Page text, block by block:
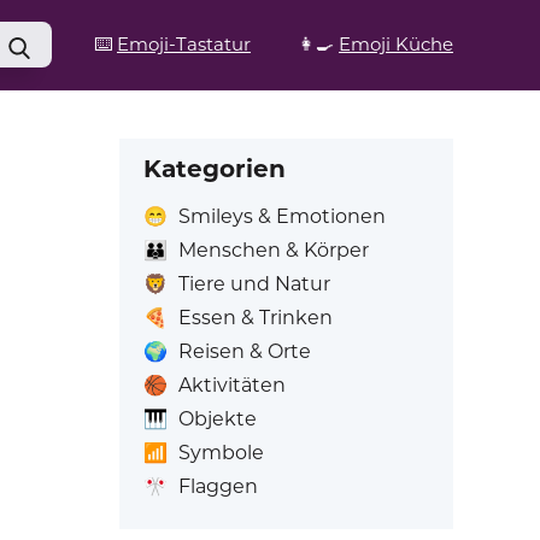
⌨️ Emoji-Tastatur 👩‍🍳 Emoji Küche
Kategorien
😁 Smileys & Emotionen
👪
Menschen & Körper
🦁 Tiere und Natur
🍕
Essen & Trinken
🌍 Reisen & Orte
🏀 Aktivitäten
🎹 Objekte
📶
Symbole
🎌 Flaggen